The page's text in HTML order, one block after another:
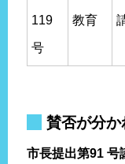
119
号
教育
賛否が分
市長提出第91 号